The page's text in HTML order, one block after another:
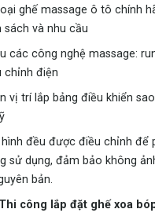
ghế massage ô tô chính
sách và nhu cầu
các công nghệ massage:
chỉnh điện
vị trí lắp bảng điều khiển
đều được điều chỉnh để
sử dụng, đảm bảo không
bản.
công lắp đặt ghế xoa